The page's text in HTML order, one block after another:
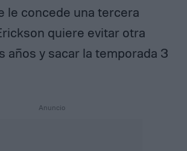
le concede una tercera
quiere evitar otra
años y sacar la temporada 3